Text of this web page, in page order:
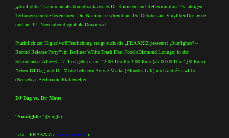
„Sunfighter“ kann man als Soundtrack zweier DJ-Karrieren und Reflexion ihrer 25-jährigen
Technogeschichte bezeichnen. Die Nummer erscheint am 15. Oktober auf Vinyl bei Deejay.de
und am 17. November digital als Download.
Pünktlich zur Digitalveröffentlichung steigt auch die „PRAXXIZ presents: ‚Sunfighter’–
Record Release Party“ im Berliner White Trash Fast Food (Diamond Lounge) in der
Schönhauser Allee 6 – 7. Los geht es um 22.00 Uhr für 3,00 Euro (ab 00.00 Uhr 4,00 Euro).
Neben DJ Dag und Dr. Motte befeuern Sylvie Marks (Blondes Gift) und André Gawlitza
(Noisebeat Berlin) die Plattenteller.
DJ Dag vs. Dr. Motte
“Sunfighter” (Single)
Label: PRAXXIZ (www.praxxiz.de)